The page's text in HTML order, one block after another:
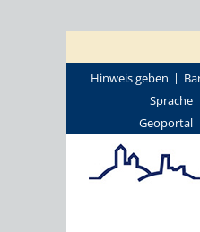
Hinweis geben
Sprache
Geoportal